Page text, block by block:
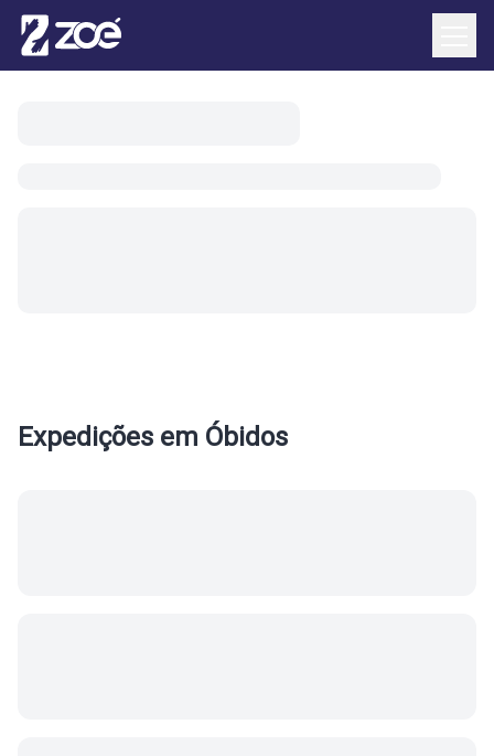
Início /Locais/Óbidos
Expedições em Óbidos